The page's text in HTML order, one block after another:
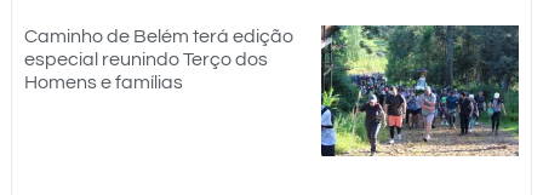
Caminho de Belém terá edição
especial reunindo Terço dos
Homens e famílias